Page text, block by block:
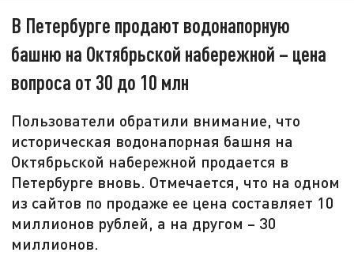
В Петербурге продают водонапорную
башню на Октябрьской набережной – цена
вопроса от 30 до 10 млн
Пользователи обратили внимание, что
историческая водонапорная башня на
Октябрьской набережной продается в
Петербурге вновь. Отмечается, что на одном
из сайтов по продаже ее цена составляет 10
миллионов рублей, а на другом – 30
миллионов.